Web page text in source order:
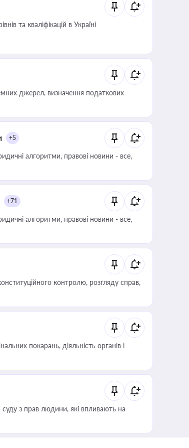
та кваліфікацій в Україні
джерел, визначення податкових
+5
алгоритми, правові новини - все,
+71
алгоритми, правові новини - все,
контролю, розгляду справ,
покарань, діяльність органів і
з прав людини, які впливають на